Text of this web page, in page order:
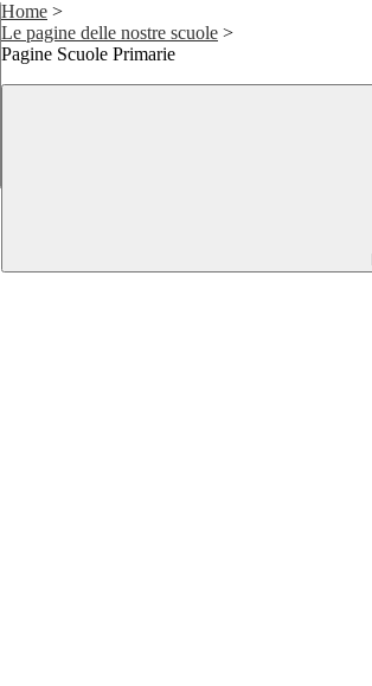
Home >
Le pagine delle nostre scuole >
Pagine Scuole Primarie